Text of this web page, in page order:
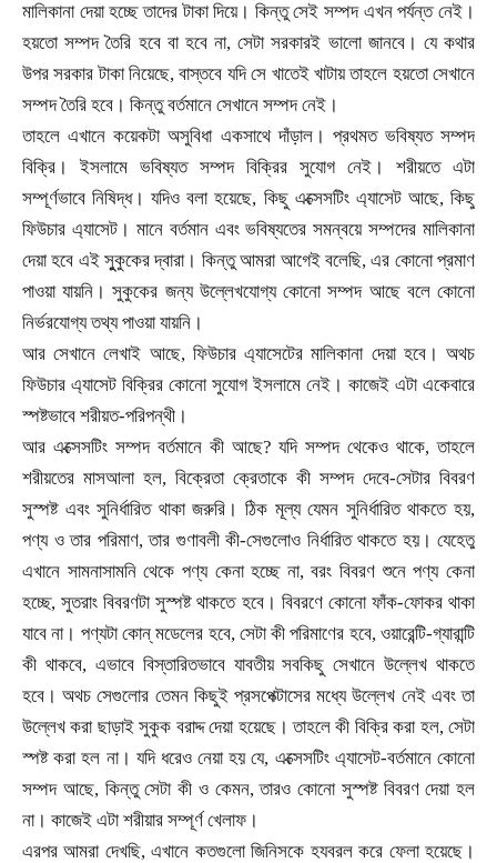
মালিকানা দেয়া হচ্ছে তাদের টাকা দিয়ে। কিন্তু সেই সম্পদ এখন পর্যন্ত নেই।
হয়তো সম্পদ তৈরি হবে বা হবে না,সেটা সরকারই ভালো জানবে। যে কথার
উপর সরকার টাকা নিয়েছে,বাস্তবে যদি সে খাতেই খাটায় তাহলে হয়তো সেখানে
সম্পদ তৈরি হবে। কিন্তু বর্তমানে সেখানে সম্পদ নেই।
তাহলে এখানে কয়েকটা অসুবিধা একসাথে দাঁড়াল। প্রথমত ভবিষ্যত সম্পদ
বিক্রি। ইসলামে ভবিষ্যত সম্পদ বিক্রির সুযোগ নেই। শরীয়তে এটা
সম্পূর্ণভাবে নিষিদ্ধ। যদিও বলা হয়েছে, কিছু এক্সেসটিং এ্যাসেট আছে,কিছু
ফিউচার এ্যাসেট। মানে বর্তমান এবং ভবিষ্যতের সমন্বয়ে সম্পদের মালিকানা
দেয়া হবে এই সুুকুকের দ্বারা। কিন্তু আমরা আগেই বলেছি,এর কোনো প্রমাণ
পাওয়া যায়নি। সুকুকের জন্য উল্লেখযোগ্য কোনো সম্পদ আছে বলে কোনো
নির্ভরযোগ্য তথ্য পাওয়া যায়নি।
আর সেখানে লেখাই আছে, ফিউচার এ্যাসেটের মালিকানা দেয়া হবে। অথচ
ফিউচার এ্যাসেট বিক্রির কোনো সুযোগ ইসলামে নেই। কাজেই এটা একেবারে
স্পষ্টভাবে শরীয়ত-পরিপন্থী।
আর এক্সেসটিং সম্পদ বর্তমানে কী আছে?যদি সম্পদ থেকেও থাকে,তাহলে
শরীয়তের মাসআলা হল, বিক্রেতা ক্রেতাকে কী সম্পদ দেবে-সেটার বিবরণ
সুস্পষ্ট এবং সুনির্ধারিত থাকা জরুরি। ঠিক মূল্য যেমন সুনির্ধারিত থাকতে হয়,
পণ্য ও তার পরিমাণ,তার গুণাবলী কী-সেগুলোও নির্ধারিত থাকতে হয়। যেহেতু
এখানে সামনাসামনি থেকে পণ্য কেনা হচ্ছে না,বরং বিবরণ শুনে পণ্য কেনা
হচ্ছে,সুতরাং বিবরণটা সুস্পষ্ট থাকতে হবে। বিবরণে কোনো ফাঁক-ফোকর থাকা
যাবে না। পণ্যটা কোন্ মডেলের হবে, সেটা কী পরিমাণের হবে,ওয়ারেন্টি-গ্যারান্টি
কী থাকবে, এভাবে বিস্তারিতভাবে যাবতীয় সবকিছু সেখানে উল্লেখ থাকতে
হবে। অথচ সেগুলোর তেমন কিছুই প্রসপেক্টাসের মধ্যে উল্লেখ নেই এবং তা
উল্লেখ করা ছাড়াই সুকুক বরাদ্দ দেয়া হয়েছে। তাহলে কী বিক্রি করা হল,সেটা
স্পষ্ট করা হল না। যদি ধরেও নেয়া হয় যে, এক্সেসটিং এ্যাসেট-বর্তমানে কোনো
সম্পদ আছে, কিন্তু সেটা কী ও কেমন,তারও কোনো সুস্পষ্ট বিবরণ দেয়া হল
না। কাজেই এটা শরীয়ার সম্পূর্ণ খেলাফ।
এরপর আমরা দেখছি,এখানে কতগুলো জিনিসকে হযবরল করে ফেলা হয়েছে।